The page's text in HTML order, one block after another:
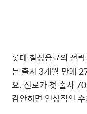
롯데 칠성음료의 전
는 출시 3개월 만에
요. 진로가 첫 출시
감안하면 인상적인